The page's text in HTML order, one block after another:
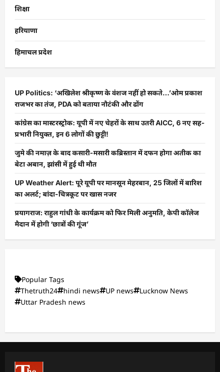
शिक्षा
हरियाणा
हिमाचल प्रदेश
UP Politics: ‘अखिलेश श्रीकृष्ण के वंशज नहीं हो सकते…’ओम प्रकाश
राजभर का तंज, PDA को बताया नौटंकी और ढोंग
कांग्रेस का मास्टरस्ट्रोक: यूपी में नए चेहरों के साथ उतरी AICC, 6 नए सह-
प्रभारी नियुक्त, इन 6 लोगों की छुट्टी!
जुमे की नमाज़ के बाद कसारी-मसारी कब्रिस्तान में दफन होगा अतीक का
बेटा अबान, झांसी में हुई थी मौत
UP Weather Alert: पूरे यूपी पर मानसून मेहरबान, 25 जिलों में बारिश
का अलर्ट; बांदा-चित्रकूट पर खास नजर
प्रयागराज: राहुल गांधी के कार्यक्रम को फिर मिली अनुमति, केपी कॉलेज
मैदान में होगी ‘छात्रों की गूंज’
Popular Tags
Thetruth24
hindi news UP news
Lucknow News
Uttar Pradesh news